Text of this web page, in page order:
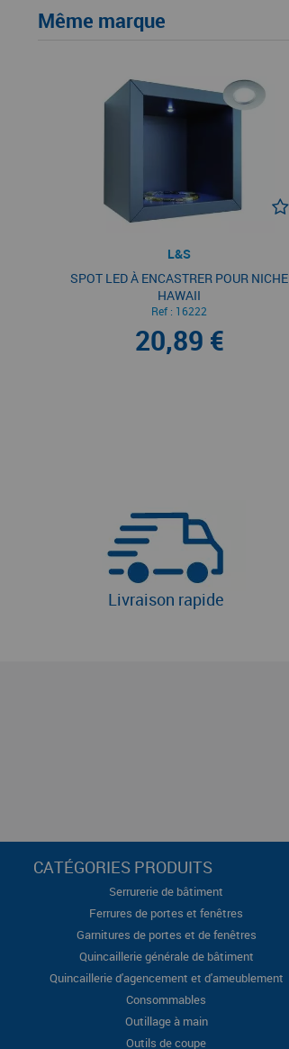
Même marque
L&S
SPOT LED À ENCASTRER POUR NICHE
HAWAII
Ref : 16222
20,89 €
Livraison rapide
CATÉGORIES PRODUITS
Serrurerie de bâtiment
Ferrures de portes et fenêtres
Garnitures de portes et de fenêtres
Quincaillerie générale de bâtiment
Quincaillerie d'agencement et d'ameublement
Consommables
Outillage à main
Outils de coupe